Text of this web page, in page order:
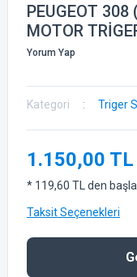
PEUGEOT
MOTOR
Yorum Yap
Kategori Triger
1.150,00 TL
* 119,60 TL den
Taksit Seçenekleri